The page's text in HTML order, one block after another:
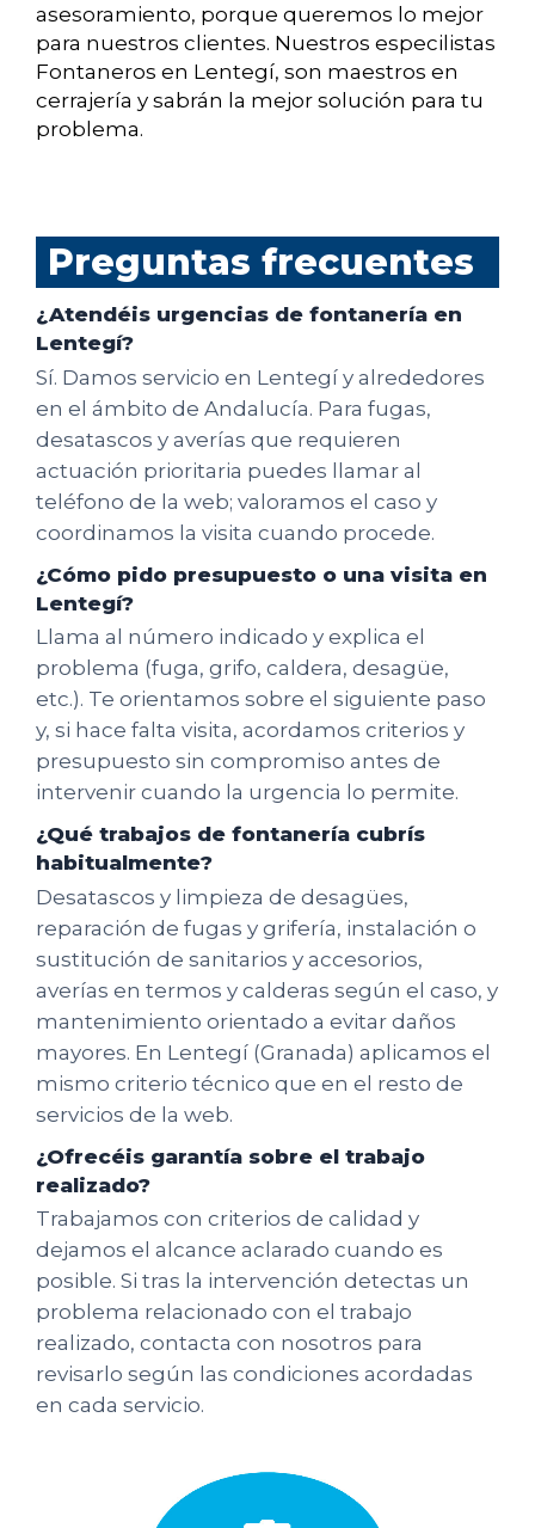
asesoramiento, porque queremos lo mejor
para nuestros clientes. Nuestros especilistas
Fontaneros en Lentegí, son maestros en
cerrajería y sabrán la mejor solución para tu
problema.
Preguntas frecuentes
¿Atendéis urgencias de fontanería en
Lentegí?
Sí. Damos servicio en Lentegí y alrededores
en el ámbito de Andalucía. Para fugas,
desatascos y averías que requieren
actuación prioritaria puedes llamar al
teléfono de la web; valoramos el caso y
coordinamos la visita cuando procede.
¿Cómo pido presupuesto o una visita en
Lentegí?
Llama al número indicado y explica el
problema (fuga, grifo, caldera, desagüe,
etc.). Te orientamos sobre el siguiente paso
y, si hace falta visita, acordamos criterios y
presupuesto sin compromiso antes de
intervenir cuando la urgencia lo permite.
¿Qué trabajos de fontanería cubrís
habitualmente?
Desatascos y limpieza de desagües,
reparación de fugas y grifería, instalación o
sustitución de sanitarios y accesorios,
averías en termos y calderas según el caso, y
mantenimiento orientado a evitar daños
mayores. En Lentegí (Granada) aplicamos el
mismo criterio técnico que en el resto de
servicios de la web.
¿Ofrecéis garantía sobre el trabajo
realizado?
Trabajamos con criterios de calidad y
dejamos el alcance aclarado cuando es
posible. Si tras la intervención detectas un
problema relacionado con el trabajo
realizado, contacta con nosotros para
revisarlo según las condiciones acordadas
en cada servicio.